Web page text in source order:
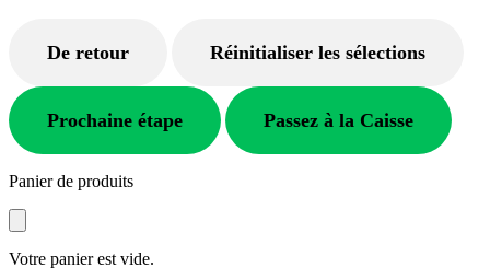
De retour Réinitialiser les sélections
Prochaine étape Passez à la Caisse
Panier de produits
Votre panier est vide.